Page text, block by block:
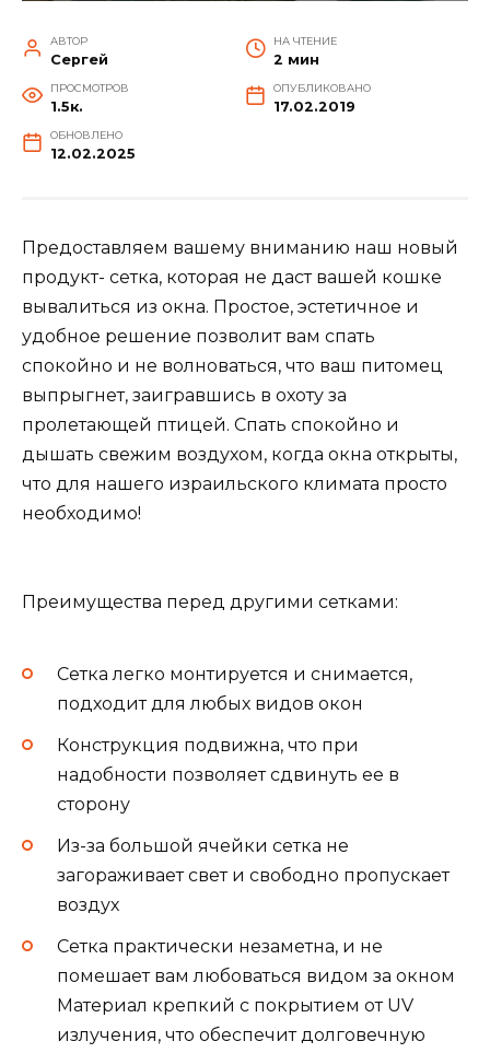
АВТОР
Сергей
НА ЧТЕНИЕ
2 мин
ПРОСМОТРОВ
1.5к.
ОПУБЛИКОВАНО
17.02.2019
ОБНОВЛЕНО
12.02.2025
Предоставляем вашему вниманию наш новый
продукт- сетка, которая не даст вашей кошке
вывалиться из окна. Простое, эстетичное и
удобное решение позволит вам спать
спокойно и не волноваться, что ваш питомец
выпрыгнет, заигравшись в охоту за
пролетающей птицей. Спать спокойно и
дышать свежим воздухом, когда окна открыты,
что для нашего израильского климата просто
необходимо!
Преимущества перед другими сетками:
Сетка легко монтируется и снимается,
подходит для любых видов окон
Конструкция подвижна, что при
надобности позволяет сдвинуть ее в
сторону
Из-за большой ячейки сетка не
загораживает свет и свободно пропускает
воздух
Сетка практически незаметна, и не
помешает вам любоваться видом за окном
Материал крепкий с покрытием от UV
излучения, что обеспечит долговечную